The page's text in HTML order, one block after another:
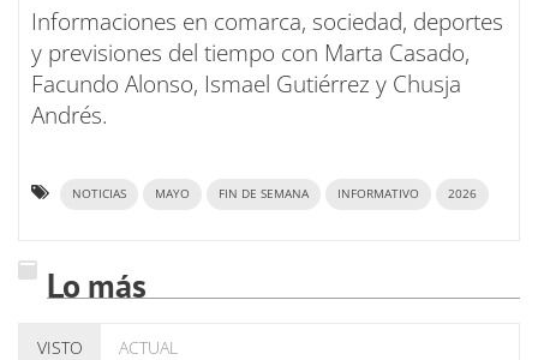
Informaciones en comarca, sociedad, deportes
y previsiones del tiempo con Marta Casado,
Facundo Alonso, Ismael Gutiérrez y Chusja
Andrés.
NOTICIAS MAYO FIN DE SEMANA INFORMATIVO 2026
Lo más
VISTO ACTUAL